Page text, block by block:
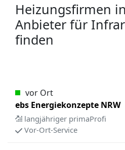
Heizungsfirmen
Anbieter für
finden
vor Ort
ebs Energiekonzepte NRW
langjähriger primaProfi
Vor-Ort-Service